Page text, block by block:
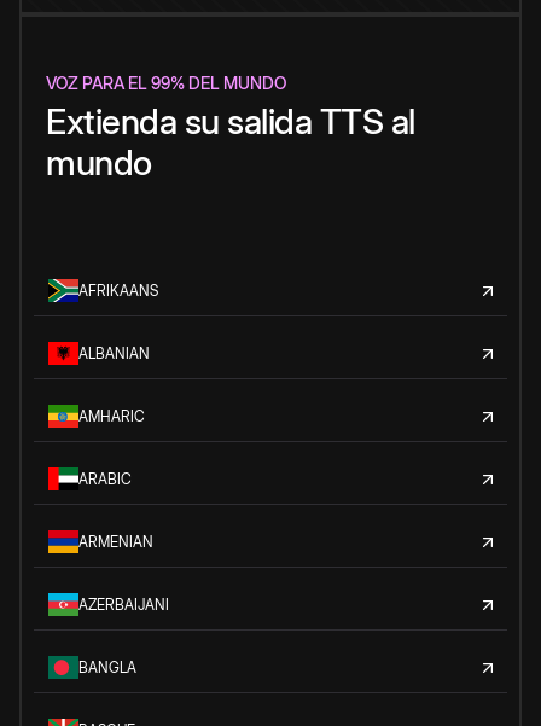
VOZ PARA EL 99% DEL MUNDO
Extienda su salida TTS al
mundo
AFRIKAANS
ALBANIAN
AMHARIC
ARABIC
ARMENIAN
AZERBAIJANI
BANGLA